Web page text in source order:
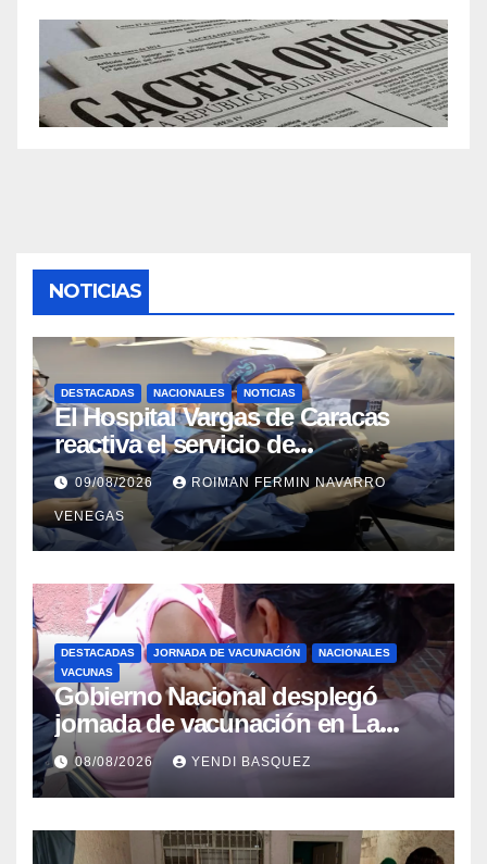
NOTICIAS
DESTACADAS NACIONALES NOTICIAS
El Hospital Vargas de Caracas
reactiva el servicio de
Colangiopancreatografía
Retrógrada Endoscópica para
beneficiar a cientos de pacientes
09/08/2026 ROIMAN FERMIN NAVARRO
VENEGAS
DESTACADAS JORNADA DE VACUNACIÓN
NACIONALES
VACUNAS
Gobierno Nacional desplegó
jornada de vacunación en La
Guaira para garantizar protección
epidemiológica
08/08/2026 YENDI BASQUEZ